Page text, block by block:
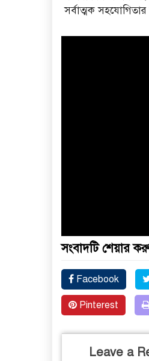
সর্বাত্মক
সংবাদটি শেয়ার
Facebook
Pinterest
Leave a